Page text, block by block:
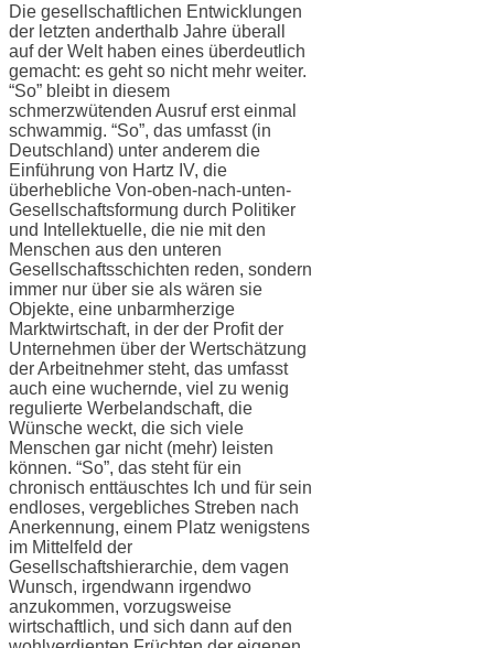
Die gesellschaftlichen Entwicklungen
der letzten anderthalb Jahre überall
auf der Welt haben eines überdeutlich
gemacht: es geht so nicht mehr weiter.
“So” bleibt in diesem
schmerzwütenden Ausruf erst einmal
schwammig. “So”, das umfasst (in
Deutschland) unter anderem die
Einführung von Hartz IV, die
überhebliche Von-oben-nach-unten-
Gesellschaftsformung durch Politiker
und Intellektuelle, die nie mit den
Menschen aus den unteren
Gesellschaftsschichten reden, sondern
immer nur über sie als wären sie
Objekte, eine unbarmherzige
Marktwirtschaft, in der der Profit der
Unternehmen über der Wertschätzung
der Arbeitnehmer steht, das umfasst
auch eine wuchernde, viel zu wenig
regulierte Werbelandschaft, die
Wünsche weckt, die sich viele
Menschen gar nicht (mehr) leisten
können. “So”, das steht für ein
chronisch enttäuschtes Ich und für sein
endloses, vergebliches Streben nach
Anerkennung, einem Platz wenigstens
im Mittelfeld der
Gesellschaftshierarchie, dem vagen
Wunsch, irgendwann irgendwo
anzukommen, vorzugsweise
wirtschaftlich, und sich dann auf den